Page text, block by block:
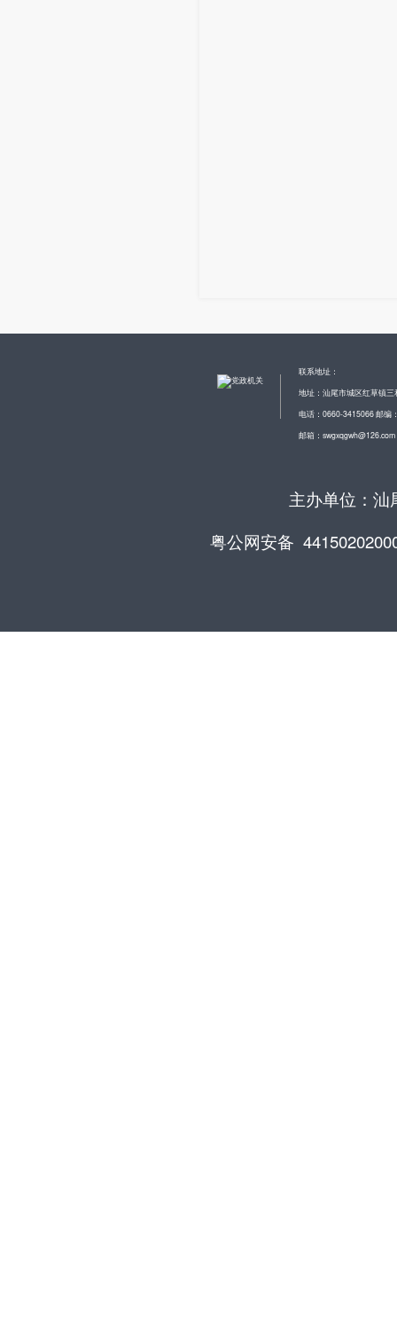
联系地址：
地址：汕尾市城区红草镇
电话：0660-3415066 邮编
邮箱：swgxqgwh@126.com
主办单位：汕
粤公网安备